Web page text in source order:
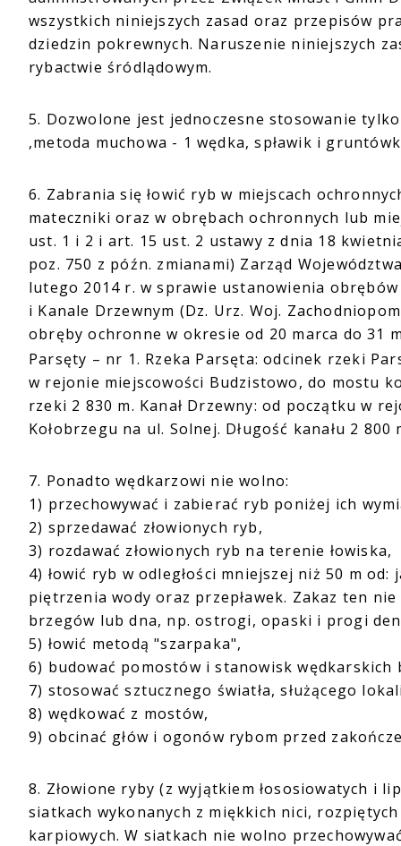
wszystkich niniejszych zasad oraz przepisów
dziedzin pokrewnych. Naruszenie niniejszych
rybactwie śródlądowym.
5. Dozwolone jest jednoczesne stosowanie
,metoda muchowa - 1 wędka, spławik i
6. Zabrania się łowić ryb w miejscach
mateczniki oraz w obrębach ochronnych lub
ust. 1 i 2 i art. 15 ust. 2 ustawy z dnia 18
poz. 750 z późn. zmianami) Zarząd
lutego 2014 r. w sprawie ustanowienia
i Kanale Drzewnym (Dz. Urz. Woj.
obręby ochronne w okresie od 20 marca do 31
Parsęty – nr 1. Rzeka Parsęta: odcinek rzeki
w rejonie miejscowości Budzistowo, do mostu
rzeki 2 830 m. Kanał Drzewny: od początku w
Kołobrzegu na ul. Solnej. Długość kanału 2 800
7. Ponadto wędkarzowi nie wolno:
1) przechowywać i zabierać ryb poniżej ich
2) sprzedawać złowionych ryb,
3) rozdawać złowionych ryb na terenie łowiska,
4) łowić ryb w odległości mniejszej niż 50 m
piętrzenia wody oraz przepławek. Zakaz ten
brzegów lub dna, np. ostrogi, opaski i progi
5) łowić metodą "szarpaka",
6) budować pomostów i stanowisk wędkarskich
7) stosować sztucznego światła, służącego
8) wędkować z mostów,
9) obcinać głów i ogonów rybom przed
8. Złowione ryby (z wyjątkiem łososiowatych i
siatkach wykonanych z miękkich nici,
karpiowych. W siatkach nie wolno